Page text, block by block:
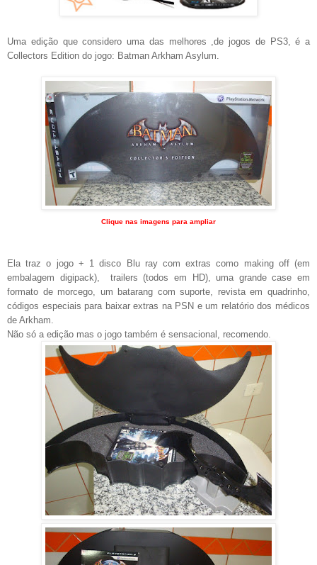
Uma edição que considero uma das melhores ,de jogos de PS3, é a
Collectors Edition do jogo: Batman Arkham Asylum.
Clique nas imagens para ampliar
Ela traz o jogo + 1 disco Blu ray com extras como making off (em
embalagem digipack), trailers (todos em HD), uma grande case em
formato de morcego, um batarang com suporte, revista em quadrinho,
códigos especiais para baixar extras na PSN e um relatório dos médicos
de Arkham.
Não só a edição mas o jogo também é sensacional, recomendo.